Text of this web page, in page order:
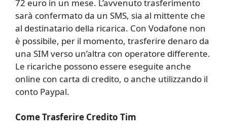
72 euro in un mese. L’avvenuto trasferimento
sarà confermato da un SMS, sia al mittente che
al destinatario della ricarica. Con Vodafone non
è possibile, per il momento, trasferire denaro da
una SIM verso un’altra con operatore differente.
Le ricariche possono essere eseguite anche
online con carta di credito, o anche utilizzando il
conto Paypal.
Come Trasferire Credito Tim